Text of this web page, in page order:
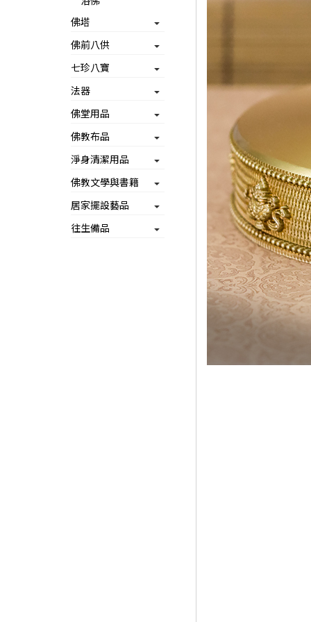
佛塔
佛前八供
七珍八寶
法器
佛堂用品
佛教布品
淨身清潔用品
佛教文學與書籍
居家擺設藝品
往生備品